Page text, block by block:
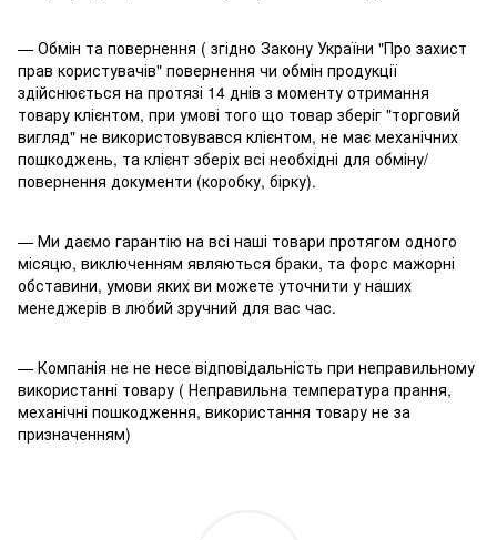
— Обмін та повернення ( згідно Закону України "Про захист
прав користувачів" повернення чи обмін продукції
здійснюється на протязі 14 днів з моменту отримання
товару клієнтом, при умові того що товар зберіг "торговий
вигляд" не використовувався клієнтом, не має механічних
пошкоджень, та клієнт зберіх всі необхідні для обміну/
повернення документи (коробку, бірку).
— Ми даємо гарантію на всі наші товари протягом одного
місяцю, виключенням являються браки, та форс мажорні
обставини, умови яких ви можете уточнити у наших
менеджерів в любий зручний для вас час.
— Компанія не не несе відповідальність при неправильному
використанні товару ( Неправильна температура прання,
механічні пошкодження, використання товару не за
призначенням)